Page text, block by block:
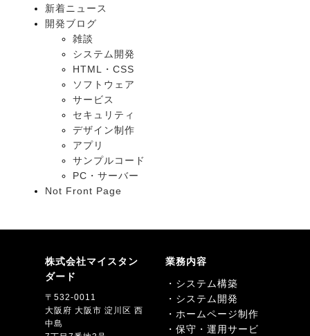
新着ニュース
開発ブログ
雑談
システム開発
HTML・CSS
ソフトウェア
サービス
セキュリティ
デザイン制作
アプリ
サンプルコード
PC・サーバー
Not Front Page
株式会社マイスタン
ダード
〒532-0011
大阪府 大阪市 淀川区 西
中島
業務内容
・システム構築
・システム開発
・ホームページ制作
・保守・運用サービ